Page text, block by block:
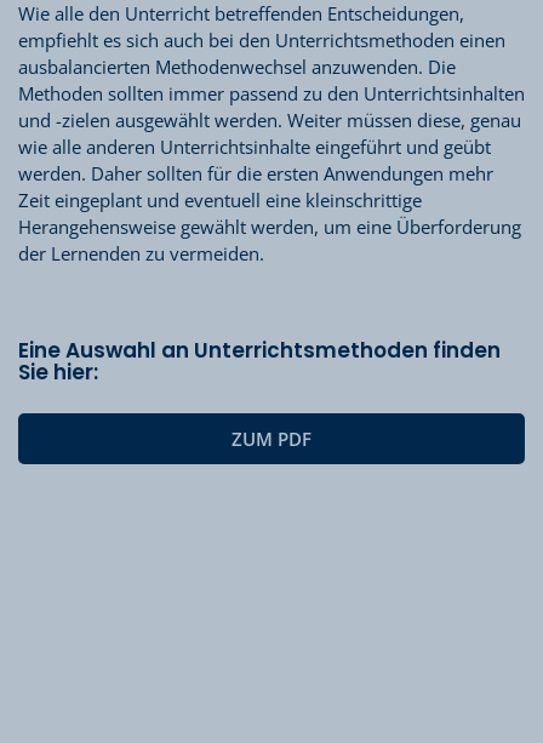
Wie alle den Unterricht betreffenden Entscheidungen,
empfiehlt es sich auch bei den Unterrichtsmethoden einen
ausbalancierten Methodenwechsel anzuwenden. Die
Methoden sollten immer passend zu den Unterrichtsinhalten
und -zielen ausgewählt werden. Weiter müssen diese, genau
wie alle anderen Unterrichtsinhalte eingeführt und geübt
werden. Daher sollten für die ersten Anwendungen mehr
Zeit eingeplant und eventuell eine kleinschrittige
Herangehensweise gewählt werden, um eine Überforderung
der Lernenden zu vermeiden.
Eine Auswahl an Unterrichtsmethoden finden
Sie hier:
ZUM PDF